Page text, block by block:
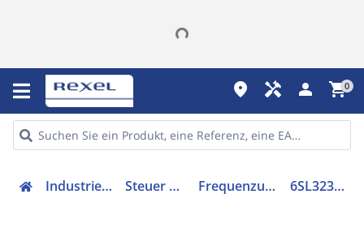
place handyman person shopping_cart0
Industriekomponenten Steuer & Regelgeräte Frequenzumrichter =< 1 kV 6SL32302YE480AB0